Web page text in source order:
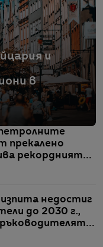
и
в
петролните
прекалено
рекордният
недостиг
до 2030 г.,